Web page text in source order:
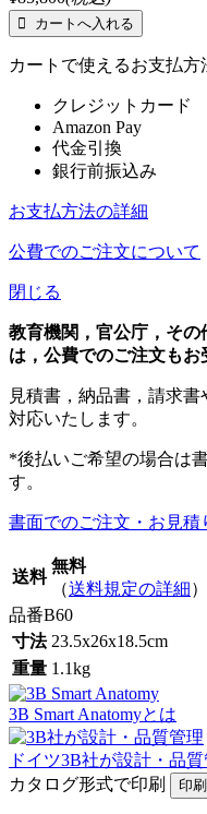
カートで使えるお支払方
クレジットカード
Amazon Pay
代金引換
銀行前振込み
お支払方法の詳細
公費でのご注文について
閉じる
教育機関，官公庁，そ
は，公費でのご注文もお
見積書，納品書，請求
対応いたします。
*後払いご希望の場合は
す。
書面でのご注文・お見積
送料
無料
（送料規定の詳細）
品番B60
寸法 23.5x26x18.5cm
重量 1.1kg
3B Smart Anatomyとは
ドイツ3B社が設計・品
カタログ形式で印刷